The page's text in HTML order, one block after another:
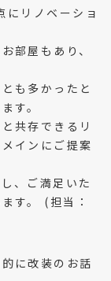
にリノベーショ
部屋もあり、
も多かったと
す。
共存できるリ
インにご提案
、ご満足いた
す。 (担当：
に改装のお話